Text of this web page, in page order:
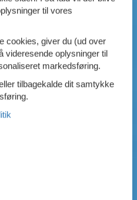
til vores
cookies, giver du (ud over
videresende oplysninger til
markedsføring.
tilbagekalde dit samtykke